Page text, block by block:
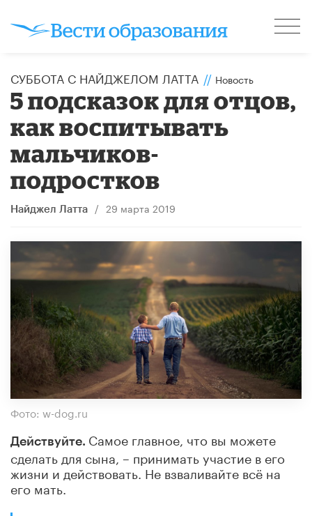
СУББОТА С НАЙДЖЕЛОМ ЛАТТА // Новость
5 подсказок для отцов,
как воспитывать
мальчиков-
подростков
Найджел Латта / 29 марта 2019
Фото: w-dog.ru
Действуйте. Самое главное, что вы можете
сделать для сына, – принимать участие в его
жизни и действовать. Не взваливайте всё на
его мать.